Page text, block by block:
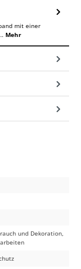
mit einer
Mehr
und Dekoration,